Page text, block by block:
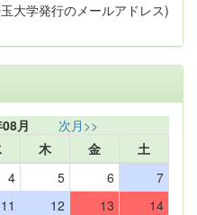
大学発行のメールアドレス)
月
次月>>
木 金
土
4 5 6
7
11 12 13
14